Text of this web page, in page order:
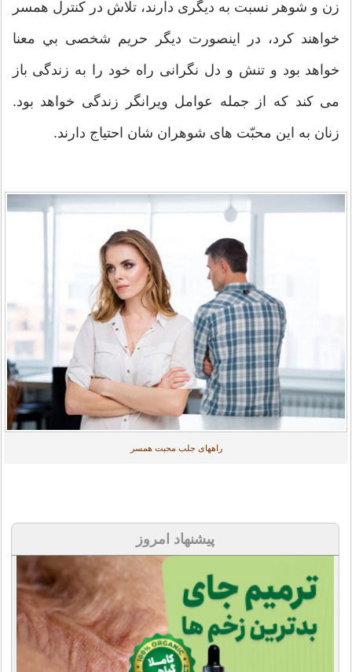
زن و شوهر نسبت به دیگری دارند، تلاش در کنترل همسر
خواهند کرد، در اینصورت ديگر حریم شخصی بي معنا
خواهد بود و تنش و دل نگرانی راه خود را به زندگی باز
می کند که از جمله عوامل ویرانگر زندگی خواهد بود.
زنان به این محبّت های شوهران شان احتیاج دارند.
راههای جلب محبت همسر
پیشنهاد امروز